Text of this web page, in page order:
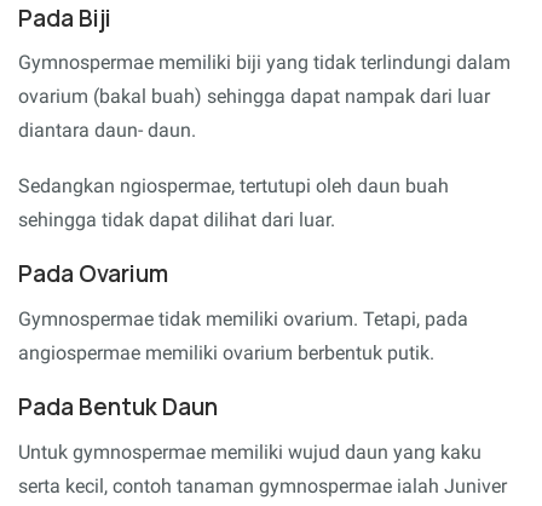
Pada Biji
Gymnospermae memiliki biji yang tidak terlindungi dalam
ovarium (bakal buah) sehingga dapat nampak dari luar
diantara daun- daun.
Sedangkan ngiospermae, tertutupi oleh daun buah
sehingga tidak dapat dilihat dari luar.
Pada Ovarium
Gymnospermae tidak memiliki ovarium. Tetapi, pada
angiospermae memiliki ovarium berbentuk putik.
Pada Bentuk Daun
Untuk gymnospermae memiliki wujud daun yang kaku
serta kecil, contoh tanaman gymnospermae ialah Juniver